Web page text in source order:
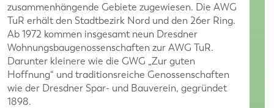
zusammenhängende Gebiete zugewiesen. Die AWG
TuR erhält den Stadtbezirk Nord und den 26er Ring.
Ab 1972 kommen insgesamt neun Dresdner
Wohnungsbaugenossenschaften zur AWG TuR.
Darunter kleinere wie die GWG „Zur guten
Hoffnung“ und traditionsreiche Genossenschaften
wie der Dresdner Spar- und Bauverein, gegründet
1898.